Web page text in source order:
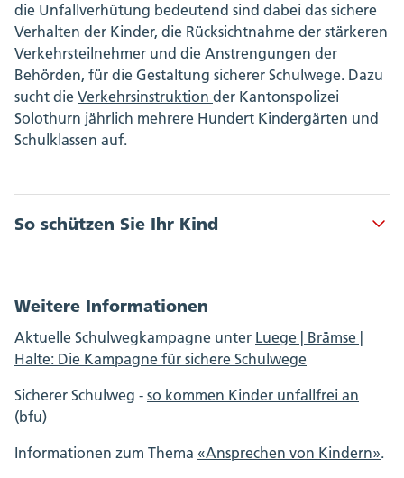
die Unfallverhütung bedeutend sind dabei das sichere
Verhalten der Kinder, die Rücksichtnahme der stärkeren
Verkehrsteilnehmer und die Anstrengungen der
Behörden, für die Gestaltung sicherer Schulwege. Dazu
sucht die Verkehrsinstruktion der Kantonspolizei
Solothurn jährlich mehrere Hundert Kindergärten und
Schulklassen auf.
So schützen Sie Ihr Kind
Akkordeon Button
der kürzeste Weg auch der sicherste!
Begleiten Sie Ihr Kind so, dass es mit der Zeit
selbständig in den Kindergarten gehen kann.
Benützen Sie jede Gelegenheit, das Kind selber
entscheiden zu lassen, wann die Strasse überquert
Weitere Informationen
Aktuelle Schulwegkampagne unter Luege | Brämse |
Halte: Die Kampagne für sichere Schulwege
Sicherer Schulweg - so kommen Kinder unfallfrei an
(bfu)
Informationen zum Thema «Ansprechen von Kindern».